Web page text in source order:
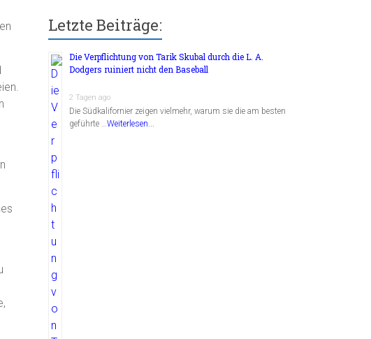
Letzte Beiträge:
Die Verpflichtung von Tarik Skubal durch die L. A.
Dodgers ruiniert nicht den Baseball
2 Tagen ago
Die Südkalifornier zeigen vielmehr, warum sie die am besten
geführte …Weiterlesen...